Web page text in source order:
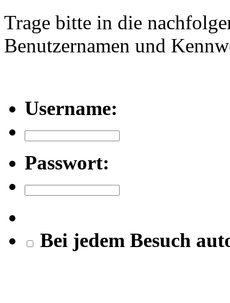
Trage bitte in die
Benutzernamen und
Username:
Passwort:
Bei jedem Besuch